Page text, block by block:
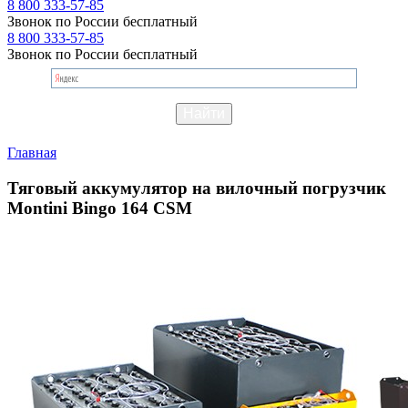
8 800 333-57-85
Звонок по России бесплатный
8 800 333-57-85
Звонок по России бесплатный
Главная
Тяговый аккумулятор на вилочный погрузчик
Montini Bingo 164 CSM